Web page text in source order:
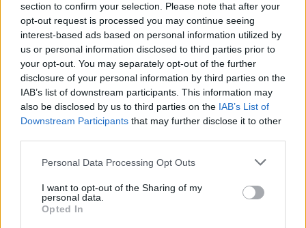
section to confirm your selection. Please note that after your
opt-out request is processed you may continue seeing
interest-based ads based on personal information utilized by
us or personal information disclosed to third parties prior to
your opt-out. You may separately opt-out of the further
disclosure of your personal information by third parties on the
IAB’s list of downstream participants. This information may
also be disclosed by us to third parties on the IAB’s List of
Downstream Participants that may further disclose it to other
Please note that this website/app uses one or more Google
not limited to your visit or usage behaviour. You may click to
grant or deny consent to Google and its third-party tags to
use your data for below specified purposes in below Google
Personal Data Processing Opt Outs
I want to opt-out of the Sharing of my
personal data.
Opted In
F
a
ce
b
o
o
k
T
w
it
te
r
Pi
n
te
re
st
W
h
at
s
A
p
p
S
h
a
re
Articolo precedente
Prossimo articolo
NOTIZIE RECENTI
Sangue, musica e solidarietà con Avis Olbia al
Delta Center